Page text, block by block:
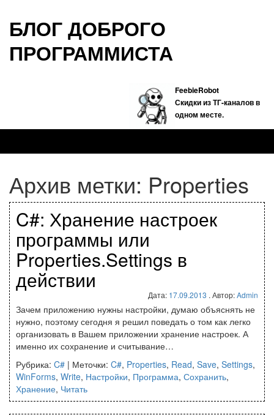
БЛОГ ДОБРОГО
ПРОГРАММИСТА
FeebieRobot
Скидки из ТГ-каналов в
одном месте.
Архив метки: Properties
C#: Хранение настроек
программы или
Properties.Settings в
действии
Дата: 17.09.2013 . Автор:Admin
Зачем приложению нужны настройки, думаю объяснять не
нужно, поэтому сегодня я решил поведать о том как легко
организовать в Вашем приложении хранение настроек. А
именно их сохранение и считывание…
Рубрика: C# | Меточки: C#, Properties, Read, Save, Settings,
WinForms, Write, Настройки, Программа, Сохранить,
Хранение, Читать